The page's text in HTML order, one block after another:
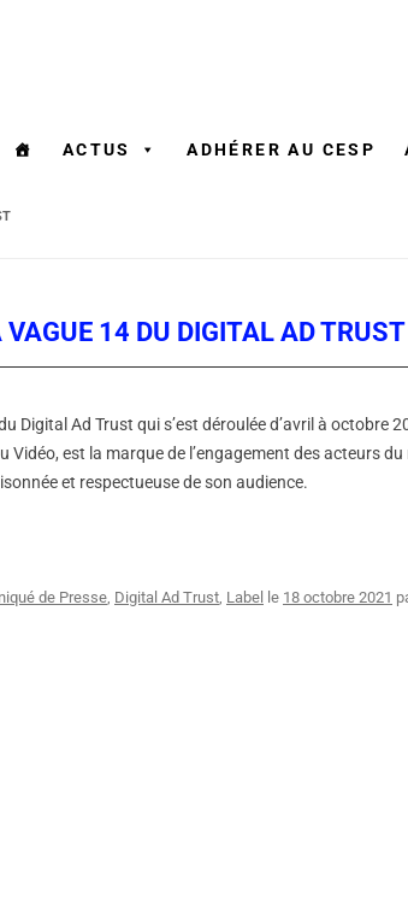
ACTUS ADHÉRER AU CESP
VAGUE 14 DU DIGITAL AD
Digital Ad Trust qui s’est déroulée d’avril à octobre
Vidéo, est la marque de l’engagement des acteurs
et respectueuse de son audience.
de Presse, Digital Ad Trust, Label le 18 octobre 2021